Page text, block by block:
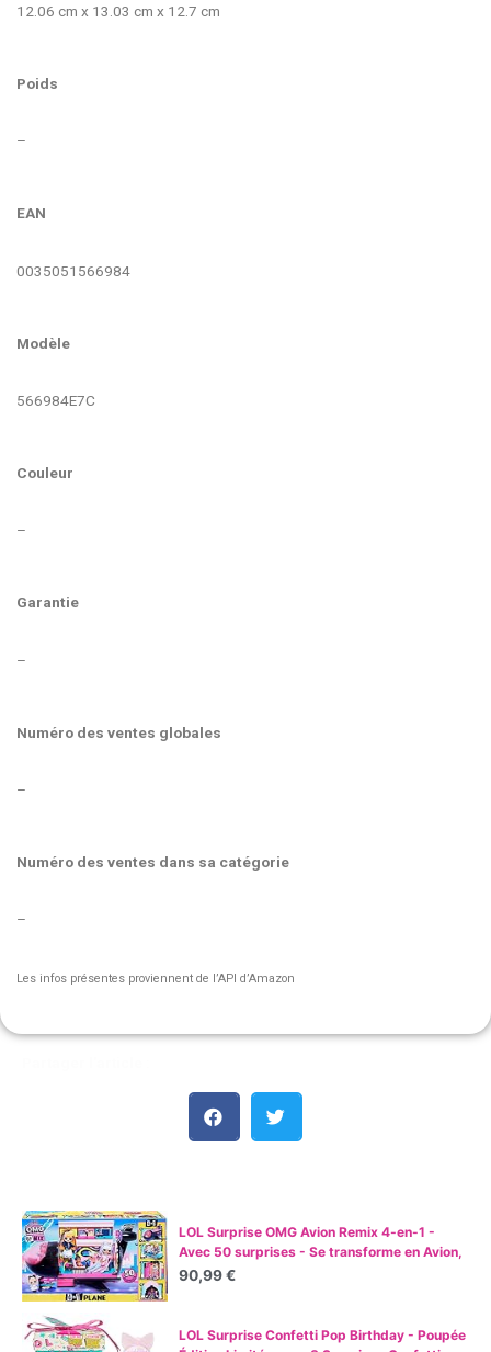
12.06 cm x 13.03 cm x 12.7 cm
Poids
–
EAN
0035051566984
Modèle
566984E7C
Couleur
–
Garantie
–
Numéro des ventes globales
–
Numéro des ventes dans sa catégorie
–
Les infos présentes proviennent de l’API d’Amazon
LOL Surprise OMG Avion Remix 4-en-1 -
Avec 50 surprises - Se transforme en Avion,
Voiture, Studio d'enregistrement et Salle de
90,99 €
LOL Surprise Confetti Pop Birthday - Poupée